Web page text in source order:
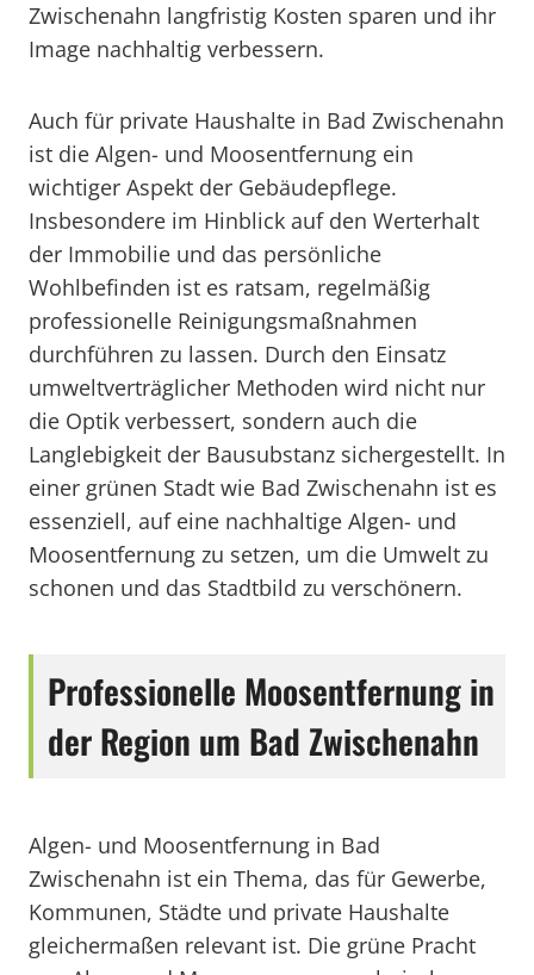
Zwischenahn langfristig Kosten sparen und ihr
Image nachhaltig verbessern.
Auch für private Haushalte in Bad Zwischenahn
ist die Algen- und Moosentfernung ein
wichtiger Aspekt der Gebäudepflege.
Insbesondere im Hinblick auf den Werterhalt
der Immobilie und das persönliche
Wohlbefinden ist es ratsam, regelmäßig
professionelle Reinigungsmaßnahmen
durchführen zu lassen. Durch den Einsatz
umweltverträglicher Methoden wird nicht nur
die Optik verbessert, sondern auch die
Langlebigkeit der Bausubstanz sichergestellt. In
einer grünen Stadt wie Bad Zwischenahn ist es
essenziell, auf eine nachhaltige Algen- und
Moosentfernung zu setzen, um die Umwelt zu
schonen und das Stadtbild zu verschönern.
Professionelle Moosentfernung in
der Region um Bad Zwischenahn
Algen- und Moosentfernung in Bad
Zwischenahn ist ein Thema, das für Gewerbe,
Kommunen, Städte und private Haushalte
gleichermaßen relevant ist. Die grüne Pracht